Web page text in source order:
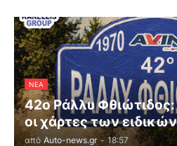
ΝΕΑ
42ο Ράλλυ
οι χάρτες των
από Auto-news.gr - 18:57